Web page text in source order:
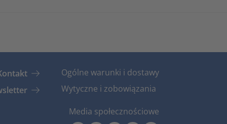
Ogólne warunki i dostawy
Wytyczne i zobowiązania
Media społecznościowe